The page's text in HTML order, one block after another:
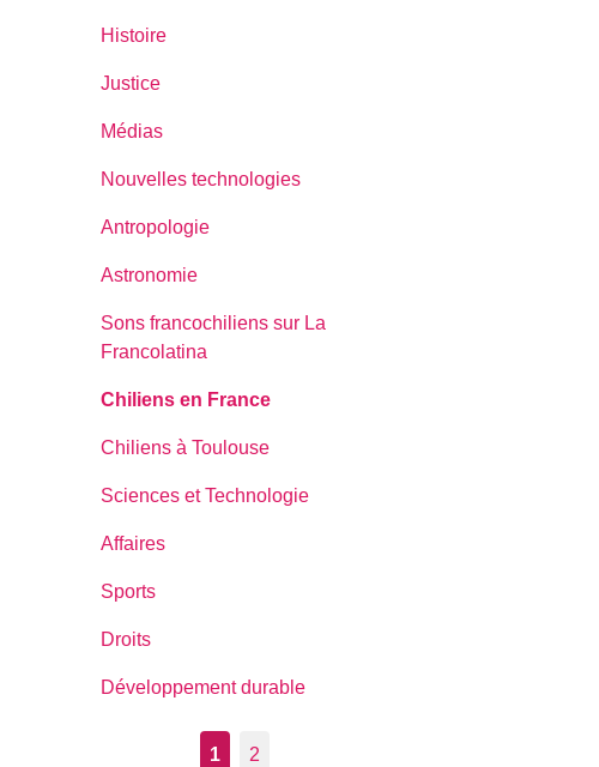
Histoire
Justice
Médias
Nouvelles technologies
Antropologie
Astronomie
Sons francochiliens sur La
Francolatina
Chiliens en France
Chiliens à Toulouse
Sciences et Technologie
Affaires
Sports
Droits
Développement durable
1 2